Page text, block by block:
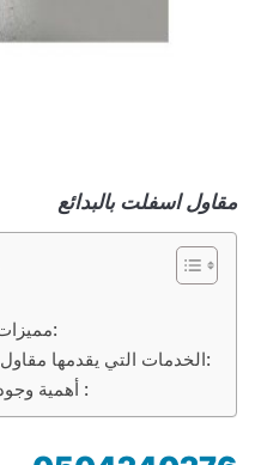
مقاول اسفلت بالبدائع
مميزات مقاول اسفلت بالبدائع:
الخدمات التي يقدمها مقاول اسفلت بالبدائع للعملاء:
أهمية وجود مقاول اسفلت بالبدائع :